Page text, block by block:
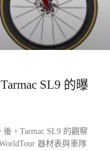
SL9 的曝
後，Tarmac SL9 的觀察
器材表與車隊